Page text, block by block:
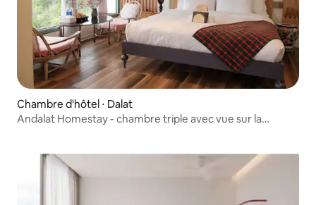
Chambre d'hôtel ⋅ Dalat
Andalat Homestay - chambre triple avec vue sur la